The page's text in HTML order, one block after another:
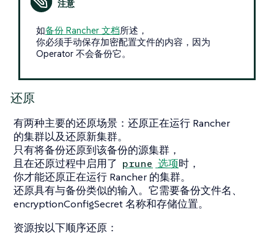
如备份 Rancher 文档所述，
你必须手动保存加密配置文件的内容，因为
Operator 不会备份它。
还原
有两种主要的还原场景：还原正在运行 Rancher
的集群以及还原新集群。
只有将备份还原到该备份的源集群，
且在还原过程中启用了 prune 选项时，
你才能还原正在运行 Rancher 的集群。
还原具有与备份类似的输入。它需要备份文件名、
encryptionConfigSecret 名称和存储位置。
资源按以下顺序还原：